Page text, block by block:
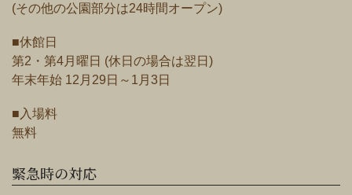
(その他の公園部分は24時間オープン)
■休館日
第2・第4月曜日 (休日の場合は翌日)
年末年始 12月29日～1月3日
■入場料
無料
緊急時の対応